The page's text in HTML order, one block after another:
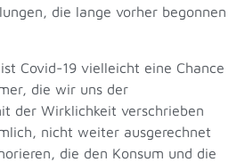
die lange vorher begonnen
Covid-19 vielleicht eine Chance
die wir uns der
der Wirklichkeit verschrieben
nicht weiter ausgerechnet
die den Konsum und die